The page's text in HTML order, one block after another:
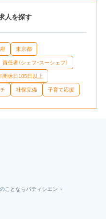
人を探す
東京都
責任者（シェフ・スーシェフ）
間休日105日以上
社保完備 子育て応援
ことならパティシエント